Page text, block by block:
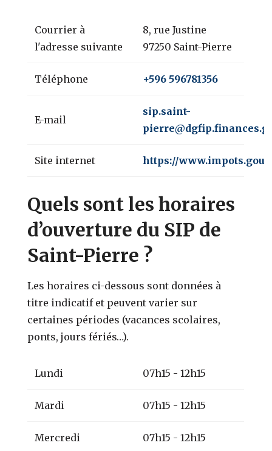
Courrier à
l'adresse suivante
8, rue Justine
97250 Saint-Pierre
Téléphone +596 596781356
E-mail
sip.saint-
Site internet https://
Quels sont les horaires
d’ouverture du SIP de
Saint-Pierre ?
Les horaires ci-dessous sont données à
titre indicatif et peuvent varier sur
certaines périodes (vacances scolaires,
ponts, jours fériés…).
Lundi 07h15 - 12h15
Mardi 07h15 - 12h15
Mercredi 07h15 - 12h15